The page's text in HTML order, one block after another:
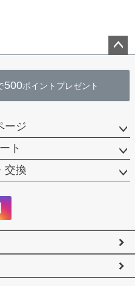
へ
500ポイントプレゼント
ージ
ト
交換